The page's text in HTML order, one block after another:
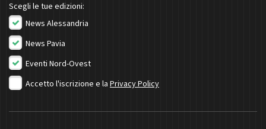
Scegli le tue edizioni:
News Alessandria
News Pavia
Eventi Nord-Ovest
Accetto l'iscrizione e la Privacy Policy